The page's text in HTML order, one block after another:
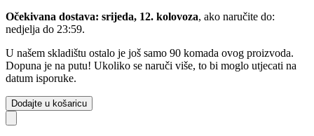
Očekivana dostava: srijeda, 12. kolovoza, ako naručite do:
nedjelja do 23:59.
U našem skladištu ostalo je još samo 90 komada ovog proizvoda.
Dopuna je na putu! Ukoliko se naruči više, to bi moglo utjecati na
datum isporuke.
Dodajte u košaricu